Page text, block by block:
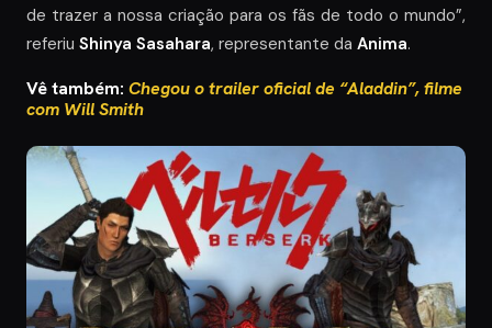
de trazer a nossa criação para os fãs de todo o mundo”,
referiu Shinya Sasahara, representante da Anima.
Vê também: Chegou o trailer oficial de “Aladdin”, filme
com Will Smith